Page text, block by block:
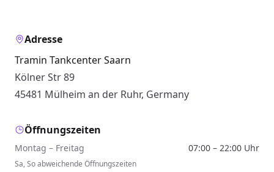
Adresse
Tramin Tankcenter Saarn
Kölner Str 89
45481 Mülheim an der Ruhr, Germany
Öffnungszeiten
Montag – Freitag 07:00 – 22:00 Uhr
Sa, So abweichende Öffnungszeiten